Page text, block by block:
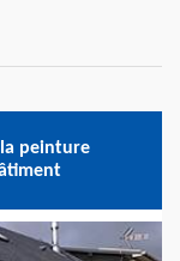
la peinture